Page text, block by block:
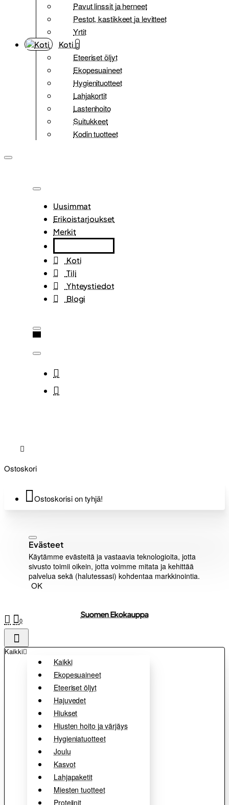
Pavut linssit ja herneet
Pestot, kastikkeet ja levitteet
Yrtit
Koti
Eteeriset öljyt
Ekopesuaineet
Hygienituotteet
Lahjakortit
Lastenhoito
Suitukkeet
Kodin tuotteet
Uusimmat
Erikoistarjoukset
Merkit
Koti
Tili
Yhteystiedot
Blogi
Ostoskori
Ostoskorisi on tyhjä!
Evästeet
Käytämme evästeitä ja vastaavia teknologioita, jotta
sivusto toimii oikein, jotta voimme mitata ja kehittää
palvelua sekä (halutessasi) kohdentaa markkinointia.
OK
Suomen Ekokauppa
0
Kaikki
Kaikki
Ekopesuaineet
Eteeriset öljyt
Hajuvedet
Hiukset
Hiusten hoito ja värjäys
Hygieniatuotteet
Joulu
Kasvot
Lahjapaketit
Miesten tuotteet
Proteiinit